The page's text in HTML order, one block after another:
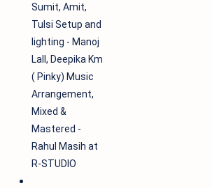
Sumit, Amit,
Tulsi Setup and
lighting - Manoj
Lall, Deepika Km
( Pinky) Music
Arrangement,
Mixed &
Mastered -
Rahul Masih at
R-STUDIO